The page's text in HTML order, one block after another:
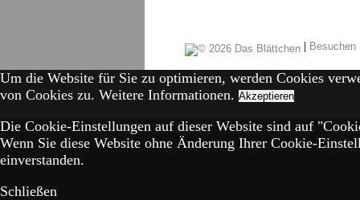
|
Um die Website für Sie zu optimieren, werden Cookies
von Cookies zu. Weitere Informationen. Akzeptieren
Die Cookie-Einstellungen auf dieser Website sind auf
Wenn Sie diese Website ohne Änderung Ihrer Cookie-
einverstanden.
Schließen